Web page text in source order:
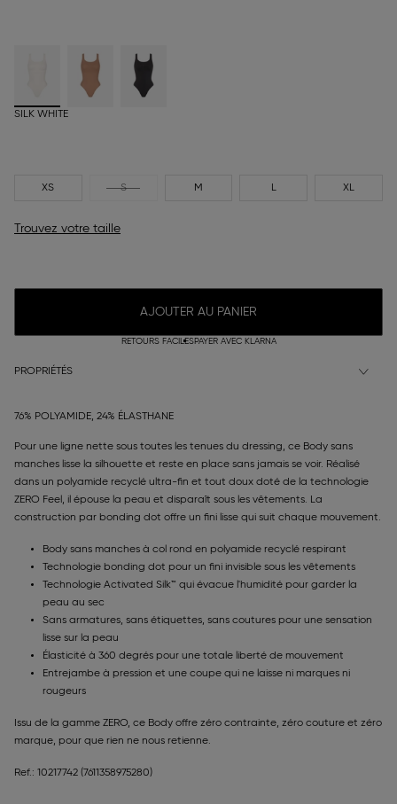
SILK WHITE
XS S M L XL
Trouvez votre taille
AJOUTER AU PANIER
RETOURS FACILESPAYER AVEC KLARNA
PROPRIÉTÉS
76% POLYAMIDE, 24% ÉLASTHANE
Pour une ligne nette sous toutes les tenues du dressing, ce Body sans
manches lisse la silhouette et reste en place sans jamais se voir. Réalisé
dans un polyamide recyclé ultra-fin et tout doux doté de la technologie
ZERO Feel, il épouse la peau et disparaît sous les vêtements. La
construction par bonding dot offre un fini lisse qui suit chaque mouvement.
Body sans manches à col rond en polyamide recyclé respirant
Technologie bonding dot pour un fini invisible sous les vêtements
Technologie Activated Silk™ qui évacue l'humidité pour garder la
peau au sec
Sans armatures, sans étiquettes, sans coutures pour une sensation
lisse sur la peau
Élasticité à 360 degrés pour une totale liberté de mouvement
Entrejambe à pression et une coupe qui ne laisse ni marques ni
rougeurs
Issu de la gamme ZERO, ce Body offre zéro contrainte, zéro couture et zéro
marque, pour que rien ne nous retienne.
Ref.: 10217742 (7611358975280)